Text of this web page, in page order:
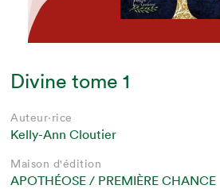
Divine tome 1
Auteur·rice
Kelly-Ann Cloutier
Maison d'édition
APOTHÉOSE / PREMIÈRE CHANCE